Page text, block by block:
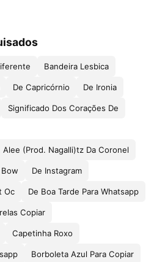
Bandeira Lesbica
De Capricórnio De Ironia
Significado Dos Corações De
(Prod. Nagalli)tz Da Coronel
Bow De Instagram
Oc De Boa Tarde Para Whatsapp
Copiar
Capetinha Roxo
Borboleta Azul Para Copiar